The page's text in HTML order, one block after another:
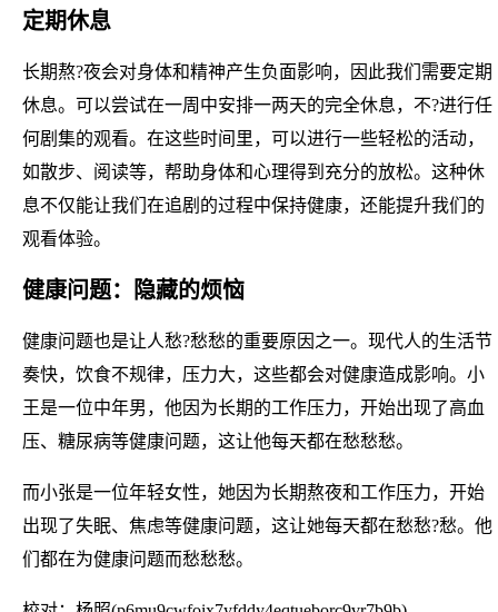
定期休息
长期熬?夜会对身体和精神产生负面影响，因此我们需要定期
休息。可以尝试在一周中安排一两天的完全休息，不?进行任
何剧集的观看。在这些时间里，可以进行一些轻松的活动，
如散步、阅读等，帮助身体和心理得到充分的放松。这种休
息不仅能让我们在追剧的过程中保持健康，还能提升我们的
观看体验。
健康问题：隐藏的烦恼
健康问题也是让人愁?愁愁的重要原因之一。现代人的生活节
奏快，饮食不规律，压力大，这些都会对健康造成影响。小
王是一位中年男，他因为长期的工作压力，开始出现了高血
压、糖尿病等健康问题，这让他每天都在愁愁愁。
而小张是一位年轻女性，她因为长期熬夜和工作压力，开始
出现了失眠、焦虑等健康问题，这让她每天都在愁愁?愁。他
们都在为健康问题而愁愁愁。